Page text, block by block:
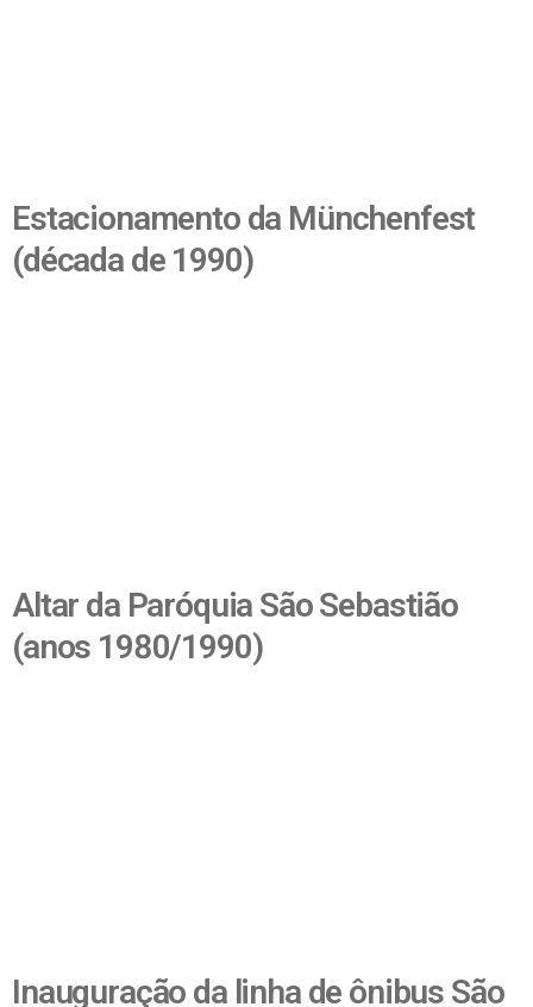
Estacionamento da Münchenfest
(década de 1990)
Altar da Paróquia São Sebastião
(anos 1980/1990)
Inauguração da linha de ônibus São